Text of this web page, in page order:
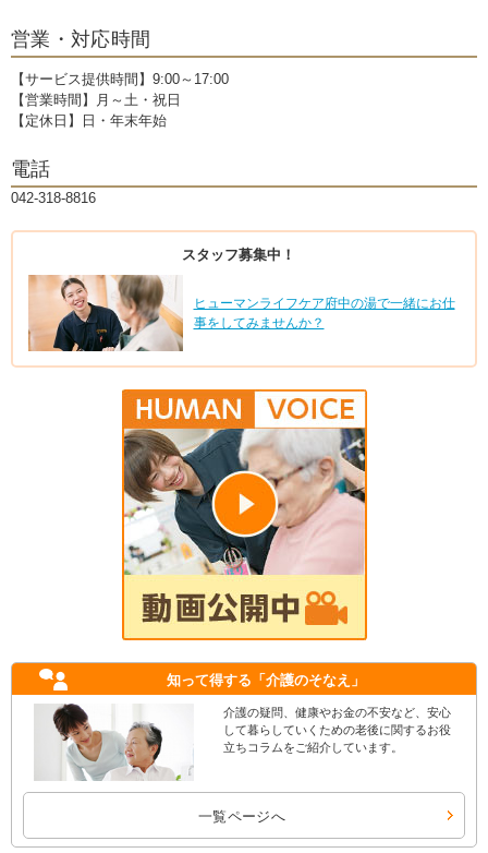
営業・対応時間
【サービス提供時間】9:00～17:00
【営業時間】月～土・祝日
【定休日】日・年末年始
電話
042-318-8816
スタッフ募集中！
ヒューマンライフケア府中の湯で一緒にお仕
事をしてみませんか？
知って得する 「介護のそなえ」
介護の疑問、健康やお金の不安など、安心
して暮らしていくための老後に関するお役
立ちコラムをご紹介しています。
一覧ページへ